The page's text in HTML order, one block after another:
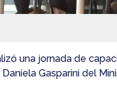
una jornada de
Gasparini del